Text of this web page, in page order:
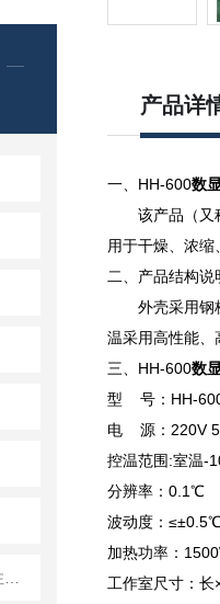
产品详
一、 HH-600数
该产品（又
用于干燥、浓
二、产品结构说
外壳采用钢
温采用高性能、
三、HH-600数
型 号：HH-
电 源：220V
控温范围:室温-
分辨率：0.1℃
波动度：
加热功率：
工作室尺寸：